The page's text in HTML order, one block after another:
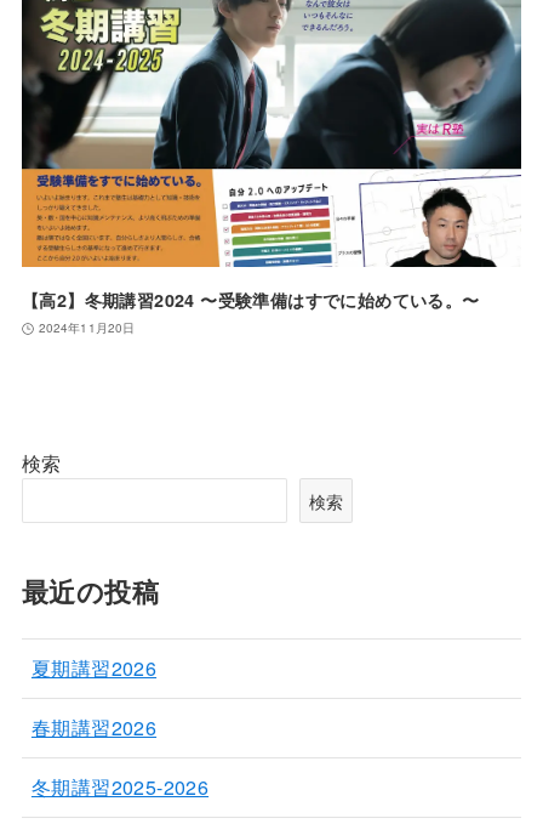
【高2】冬期講習2024 〜受験準備はすでに始めている。〜
2024年11月20日
検索
検索
最近の投稿
夏期講習2026
春期講習2026
冬期講習2025-2026